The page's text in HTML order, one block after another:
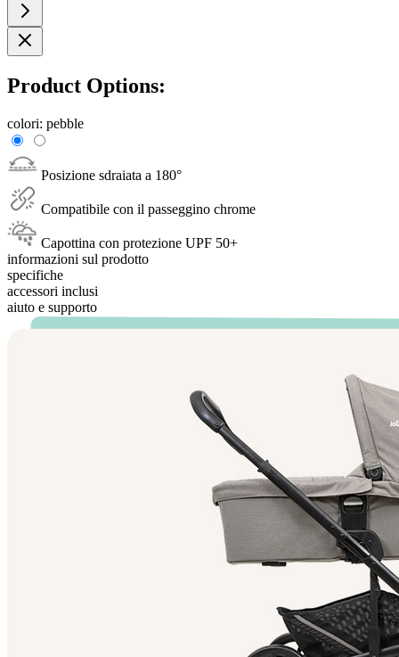
Product Options:
colori: pebble
Posizione sdraiata a 180°
Compatibile con il passeggino chrome
Capottina con protezione UPF 50+
informazioni sul prodotto
specifiche
accessori inclusi
aiuto e supporto